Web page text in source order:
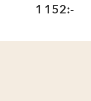
1 152:-